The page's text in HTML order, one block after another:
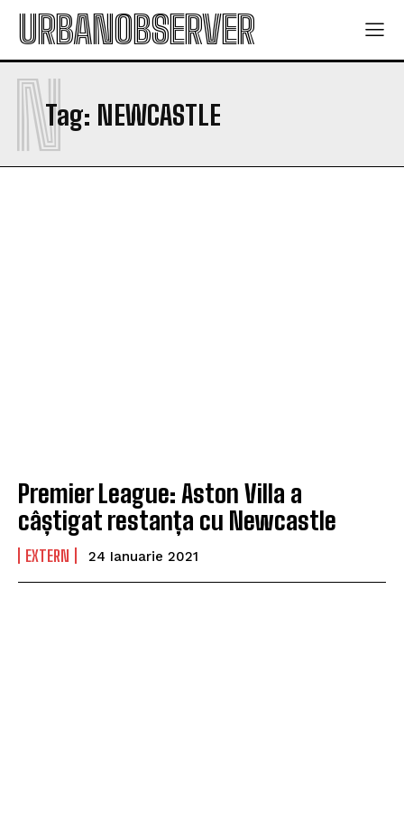
URBANOBSERVER
Tag: NEWCASTLE
N
Premier League: Aston Villa a
câștigat restanța cu Newcastle
EXTERN 24 Ianuarie 2021